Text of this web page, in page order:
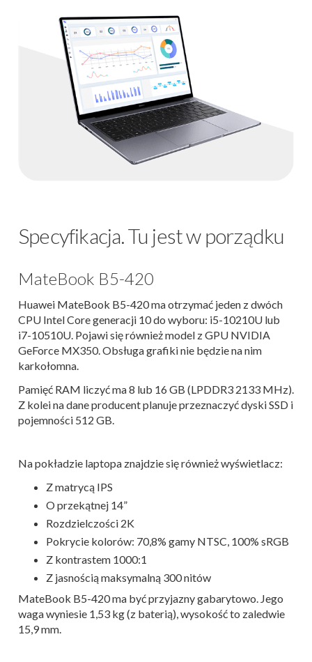
Specyfikacja. Tu jest w porządku
MateBook B5-420
Huawei MateBook B5-420 ma otrzymać jeden z dwóch
CPU Intel Core generacji 10 do wyboru: i5-10210U lub
i7-10510U. Pojawi się również model z GPU NVIDIA
GeForce MX350. Obsługa grafiki nie będzie na nim
karkołomna.
Pamięć RAM liczyć ma 8 lub 16 GB (LPDDR3 2133 MHz).
Z kolei na dane producent planuje przeznaczyć dyski SSD i
pojemności 512 GB.
Na pokładzie laptopa znajdzie się również wyświetlacz:
Z matrycą IPS
O przekątnej 14”
Rozdzielczości 2K
Pokrycie kolorów: 70,8% gamy NTSC, 100% sRGB
Z kontrastem 1000:1
Z jasnością maksymalną 300 nitów
MateBook B5-420 ma być przyjazny gabarytowo. Jego
waga wyniesie 1,53 kg (z baterią), wysokość to zaledwie
15,9 mm.